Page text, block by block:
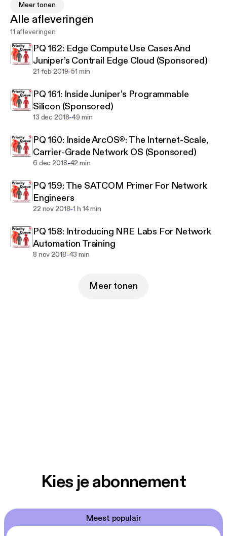
Queue, we talk to the subject matter experts who
make and use networking technology. Routers,
firewalls, emerging protocols, academic research,
software defined, and more. Published often but
irregularly.
Meer tonen
Alle afleveringen
11 afleveringen
PQ 162: Edge Compute Use Cases And
Juniper’s Contrail Edge Cloud (Sponsored)
21 feb 2019-51 min
PQ 161: Inside Juniper’s Programmable
Silicon (Sponsored)
13 dec 2018-49 min
PQ 160: Inside ArcOS®: The Internet-Scale,
Carrier-Grade Network OS (Sponsored)
6 dec 2018-42 min
PQ 159: The SATCOM Primer For Network
Engineers
22 nov 2018-1 h 14 min
PQ 158: Introducing NRE Labs For Network
Automation Training
8 nov 2018-43 min
Meer tonen
Kies je abonnement
Meest populair